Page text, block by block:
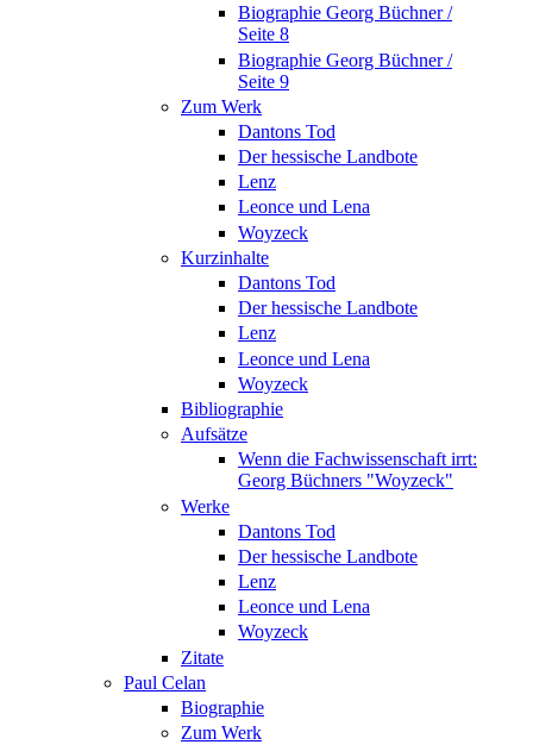
Biographie Georg Büchner /
Seite 8
Biographie Georg Büchner /
Seite 9
Zum Werk
Dantons Tod
Der hessische Landbote
Lenz
Leonce und Lena
Woyzeck
Kurzinhalte
Dantons Tod
Der hessische Landbote
Lenz
Leonce und Lena
Woyzeck
Bibliographie
Aufsätze
Wenn die Fachwissenschaft irrt:
Georg Büchners "Woyzeck"
Werke
Dantons Tod
Der hessische Landbote
Lenz
Leonce und Lena
Woyzeck
Zitate
Paul Celan
Biographie
Zum Werk